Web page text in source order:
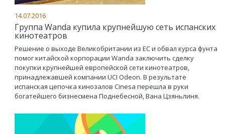
14.07.2016
Группа Wanda купила крупнейшую сеть испанских
кинотеатров
Решение о выходе Великобритании из ЕС и обвал курса фунта
помог китайской корпорации Wanda заключить сделку
покупки крупнейшей европейской сети кинотеатров,
принадлежавшей компании UCI Odeon. В результате
испанская цепочка кинозалов Cinesa перешла в руки
богатейшего бизнесмена Поднебесной, Вана Цзяньлиня.